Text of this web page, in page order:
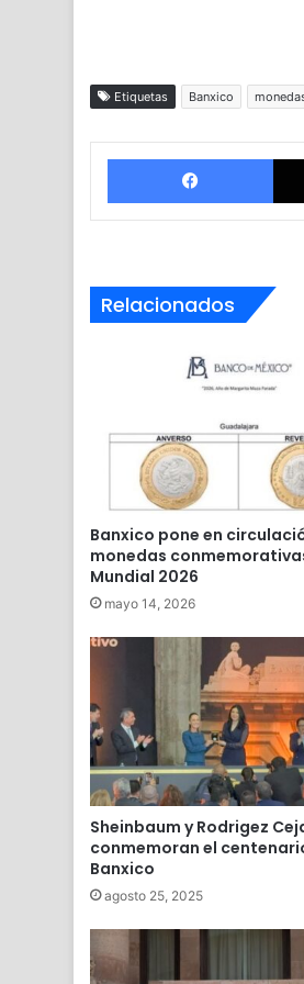
Etiquetas Banxico
Relacionados
Banxico pone en
monedas
Mundial 2026
mayo 14, 2026
Sheinbaum y Rodrigez
conmemoran el
Banxico
agosto 25, 2025